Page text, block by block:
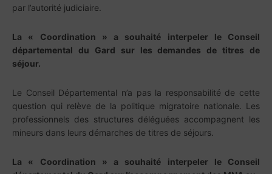
par l’autorité judiciaire.
La « Coordination » a souhaité interpeler le Conseil
départemental du Gard sur les demandes de titres de
séjour.
Le Conseil Départemental n’a pas la responsabilité de cette
question qui relève de la politique migratoire nationale. Les
professionnels des structures déléguées accompagnent les
mineurs dans leurs démarches de titres de séjours.
La « Coordination » a souhaité interpeler le Conseil